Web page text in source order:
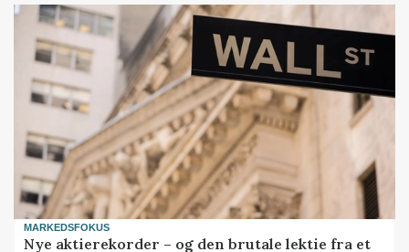
MARKEDSFOKUS
Nye aktierekorder – og den brutale lektie fra et